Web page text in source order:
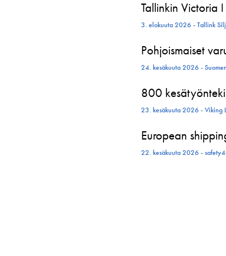
Tallinkin Victoria
3. elokuuta 2026 - Tallink
Pohjoismaiset
24. kesäkuuta 2026 -
800
23. kesäkuuta 2026 - Viking
European
22. kesäkuuta 2026 -